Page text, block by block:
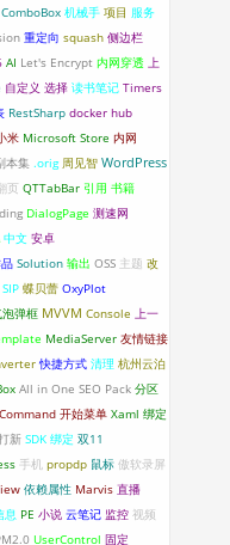
ComboBox 机械手 项目 服务
重定向 squash 侧边栏
AI Let's Encrypt 内网穿透 上
自定义 选择 读书笔记 Timers
RestSharp docker hub
米 Microsoft Store 内网
本集 .orig 周见智 WordPress
页 QTTabBar 引用 书籍
DialogPage 测速网
中文 安卓
Solution 输出 OSS 主题 改
SIP 蝶贝蕾 OxyPlot
弹框 MVVM Console 上一
MediaServer 友情链接
快捷方式 清理 杭州云泊
All in One SEO Pack 分区
开始菜单 Xaml 绑定
新 SDK 绑定 双11
手机 propdp 鼠标 傲软录屏
依赖属性 Marvis 直播
息 PE 小说 云笔记 监控 视频
UserControl 固定